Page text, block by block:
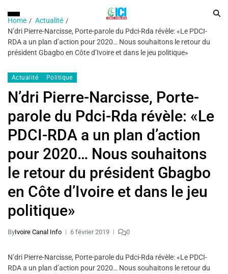
Home
Actualité
N’dri Pierre-Narcisse, Porte-parole du Pdci-Rda révèle: «Le PDCI-
RDA a un plan d’action pour 2020… Nous souhaitons le retour du
président Gbagbo en Côte d’Ivoire et dans le jeu politique»
Actualité Politique
N’dri Pierre-Narcisse, Porte-
parole du Pdci-Rda révèle: «Le
PDCI-RDA a un plan d’action
pour 2020… Nous souhaitons
le retour du président Gbagbo
en Côte d’Ivoire et dans le jeu
politique»
ByIvoire Canal Info 6 février 2019 0
N’dri Pierre-Narcisse, Porte-parole du Pdci-Rda révèle: «Le PDCI-
RDA a un plan d’action pour 2020… Nous souhaitons le retour du